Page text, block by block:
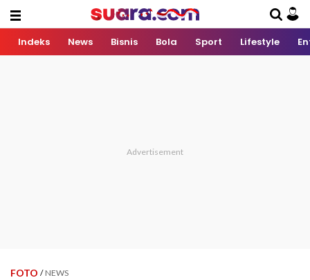
Indeks News Bisnis Bola Sport Lifestyle
FOTO / NEWS